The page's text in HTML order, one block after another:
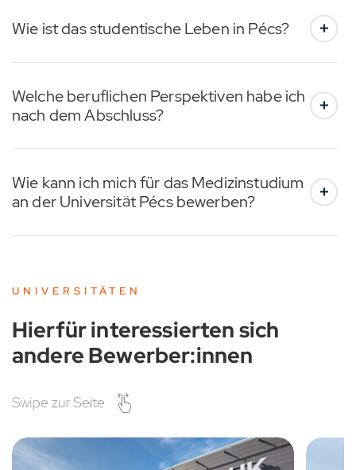
Wie ist das studentische Leben in Pécs?
Welche beruflichen Perspektiven habe ich
nach dem Abschluss?
Wie kann ich mich für das Medizinstudium
an der Universität Pécs bewerben?
UNIVERSITÄTEN
Hierfür interessierten sich
andere Bewerber:innen